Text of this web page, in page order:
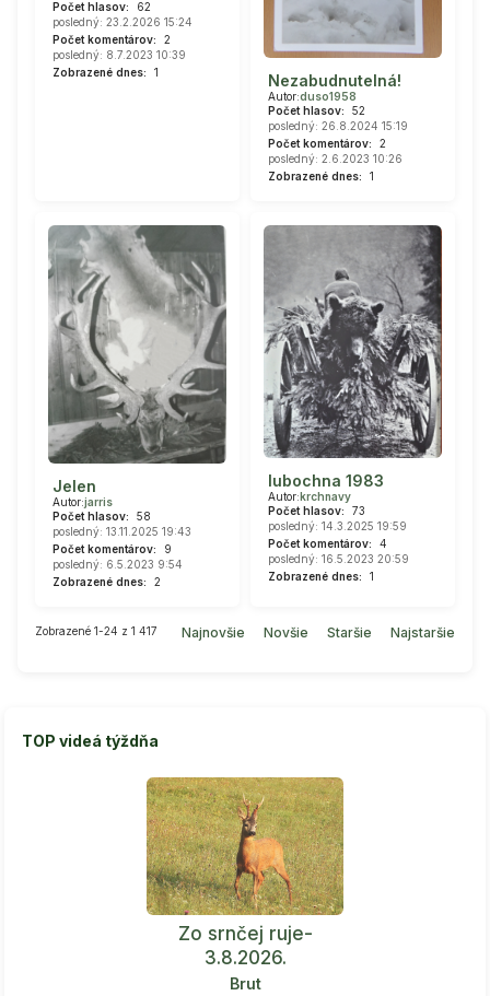
Počet hlasov:
62
posledný: 23.2.2026 15:24
Počet komentárov:
2
posledný: 8.7.2023 10:39
Zobrazené dnes:
1 Nezabudnutelná!
Autor:duso1958
Počet hlasov:
52
posledný: 26.8.2024 15:19
Počet komentárov:
2
posledný: 2.6.2023 10:26
Zobrazené dnes:
1
Jelen
Autor:jarris
Počet hlasov:
58
posledný: 13.11.2025 19:43
Počet komentárov:
9
posledný: 6.5.2023 9:54
Zobrazené dnes:
2
lubochna 1983
Autor:krchnavy
Počet hlasov:
73
posledný: 14.3.2025 19:59
Počet komentárov:
4
posledný: 16.5.2023 20:59
Zobrazené dnes:
1
Zobrazené 1-24 z 1 417 Najnovšie Novšie Staršie Najstaršie
TOP videá týždňa
Zo srnčej ruje-
3.8.2026.
Brut